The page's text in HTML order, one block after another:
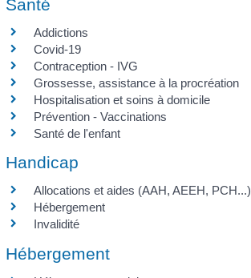
Santé
Addictions
Covid-19
Contraception - IVG
Grossesse, assistance à la procréation
Hospitalisation et soins à domicile
Prévention - Vaccinations
Santé de l'enfant
Handicap
Allocations et aides (AAH, AEEH, PCH...)
Hébergement
Invalidité
Hébergement